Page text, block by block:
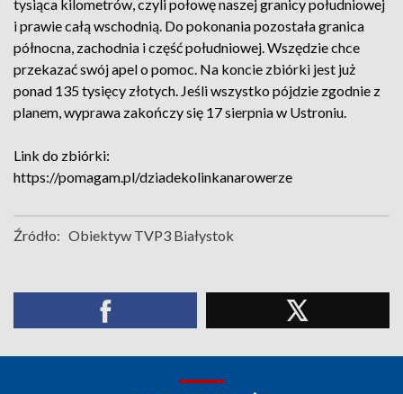
tysiąca kilometrów, czyli połowę naszej granicy południowej
i prawie całą wschodnią. Do pokonania pozostała granica
północna, zachodnia i część południowej. Wszędzie chce
przekazać swój apel o pomoc. Na koncie zbiórki jest już
ponad 135 tysięcy złotych. Jeśli wszystko pójdzie zgodnie z
planem, wyprawa zakończy się 17 sierpnia w Ustroniu.
Link do zbiórki:
https://pomagam.pl/dziadekolinkanarowerze
Źródło: Obiektyw TVP3 Białystok